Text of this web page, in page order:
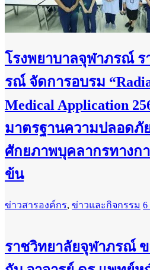
โรงพยาบาลจุฬาภรณ์
รณ์ จัดการอบรม
Medical Application
มาตรฐานความปลอดภั
ศักยภาพบุคลากรทางก
ข้น
ข่าวสารองค์กร, ข่าวและกิจกรรม 6
ราชวิทยาลัยจุฬาภรณ์